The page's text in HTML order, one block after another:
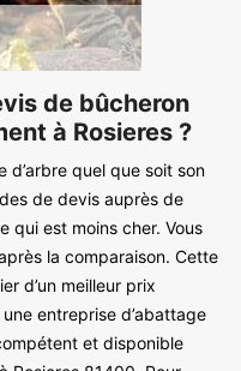
de bûcheron
à Rosieres ?
d’arbre quel que soit son
de devis auprès de
qui est moins cher. Vous
la comparaison. Cette
d’un meilleur prix
entreprise d’abattage
et disponible